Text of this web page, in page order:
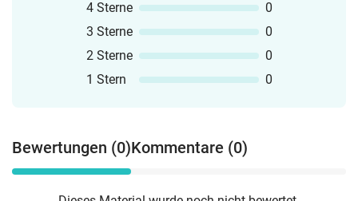
4 Sterne
0
3 Sterne
0
2 Sterne
0
1 Stern
0
Bewertungen (0)Kommentare (0)